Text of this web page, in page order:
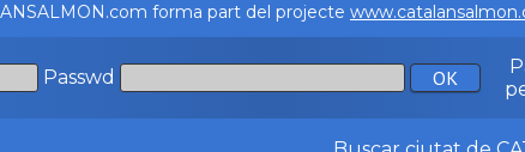
forma part del projecte
Passwd